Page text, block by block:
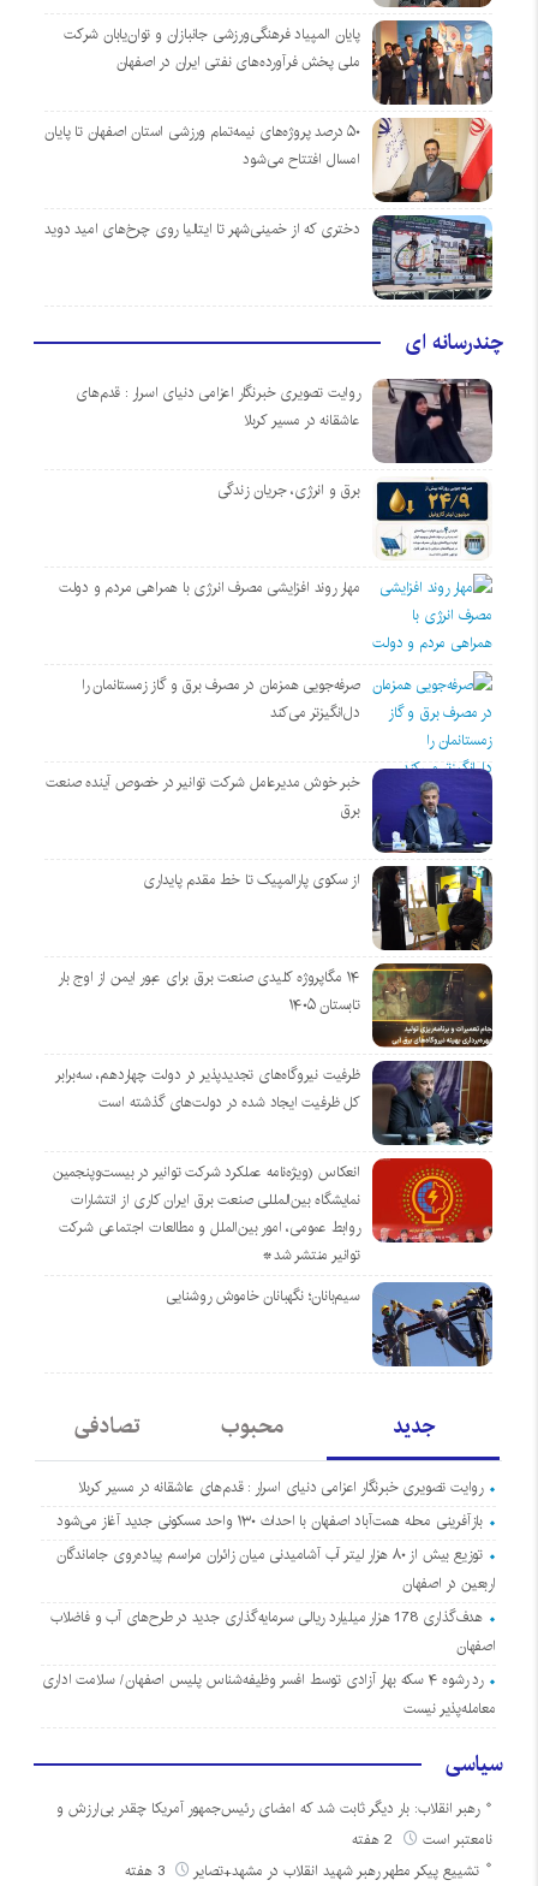
پایان المپیاد فرهنگی‌ورزشی جانبازان و توان‌یابان شرکت
ملی پخش فرآورده‌های نفتی ایران در اصفهان
۵۰ درصد پروژه‌های نیمه‌تمام ورزشی استان اصفهان تا پایان
امسال افتتاح می‌شود
دختری که از خمینی‌شهر تا ایتالیا روی چرخ‌های امید دوید
چندرسانه ای
روایت تصویری خبرنگار اعزامی دنیای اسرار : قدم‌های
عاشقانه در مسیر کربلا
برق و انرژی، جریان زندگی
مهار روند افزایشی مصرف انرژی با همراهی مردم و دولت
صرفه‌جویی همزمان در مصرف برق و گاز زمستانمان را
دل‌انگیزتر می‌کند
خبر خوش مدیرعامل شرکت توانیر در خصوص آینده صنعت
برق
از سکوی پارالمپیک تا خط مقدم پایداری
۱۴ مگاپروژه‌ کلیدی صنعت برق برای عبور ایمن از اوج بار
تابستان ۱۴۰۵
ظرفیت نیروگاه‌های تجدیدپذیر در دولت چهاردهم، سه‌برابر
کل ظرفیت ایجاد شده در دولت‌های گذشته است
انعکاس (ویژه‌نامه عملکرد شرکت توانیر در بیست‌وپنجمین
نمایشگاه بین‌المللی صنعت برق ایران کاری از انتشارات
روابط عمومی، امور بین‌الملل و مطالعات اجتماعی شرکت
توانیر منتشر شد*
سیم‌بانان؛ نگهبانان خاموش روشنایی
جدید محبوب تصادفی
روایت تصویری خبرنگار اعزامی دنیای اسرار : قدم‌های عاشقانه در مسیر کربلا
بازآفرینی محله همت‌آباد اصفهان با احداث ۱۳۰ واحد مسکونی جدید آغاز می‌شود
توزیع بیش از ۸۰ هزار لیتر آب آشامیدنی میان زائران مراسم پیاده‌روی جاماندگان
اربعین در اصفهان
هدف‌گذاری 178 هزار میلیارد ریالی سرمایه‌گذاری جدید در طرح‌های آب و فاضلاب
اصفهان
رد رشوه ۴ سکه بهار آزادی توسط افسر وظیفه‌شناس پلیس اصفهان/ سلامت اداری
معامله‌پذیر نیست
سیاسی
رهبر انقلاب: بار دیگر ثابت شد که امضای رئیس‌جمهور آمریکا چقدر بی‌ارزش و
نامعتبر است
تشییع پیکر مطهر رهبر شهید انقلاب در مشهد+تصایر
3 هفته